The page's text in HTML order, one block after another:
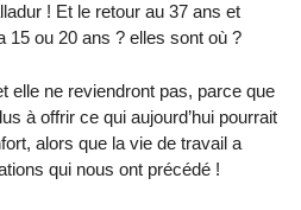
! Et le retour au 37 ans et
15 ou 20 ans ? elles sont où ?
elle ne reviendront pas, parce que
à offrir ce qui aujourd’hui pourrait
alors que la vie de travail a
qui nous ont précédé !